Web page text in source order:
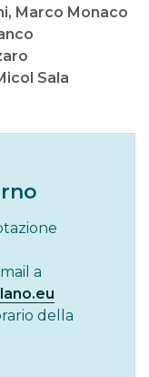
Marco Monaco
Sala
a
della